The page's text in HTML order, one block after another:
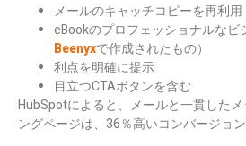
メールのキャッチコピーを再利用
eBookのプロフェッショナルな
Beenyxで作成されたもの）
利点を明確に提示
目立つCTAボタンを含む
HubSpotによると、メールと一貫した
ングページは、36％高いコンバージョ